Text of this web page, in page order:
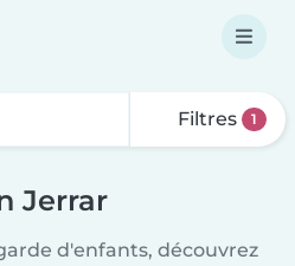
Filtres 1
Jerrar
d'enfants, découvrez